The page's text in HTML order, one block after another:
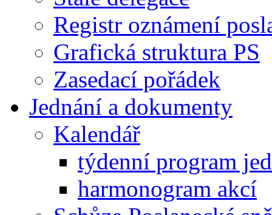
Registr oznámení
Grafická struktura PS
Zasedací pořádek
Jednání a dokumenty
Kalendář
týdenní program
harmonogram akcí